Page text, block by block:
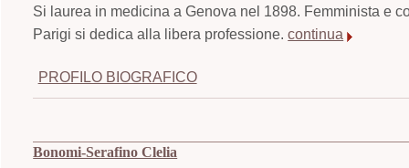
Si laurea in medicina a Genova nel 1898. Femminista e
Parigi si dedica alla libera professione.continua
PROFILO BIOGRAFICO
Bonomi-Serafino Clelia